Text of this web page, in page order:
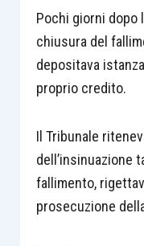
Pochi giorni dopo
chiusura del
depositava
proprio credito.
Il Tribunale
dell’insinuazione
fallimento,
prosecuzione